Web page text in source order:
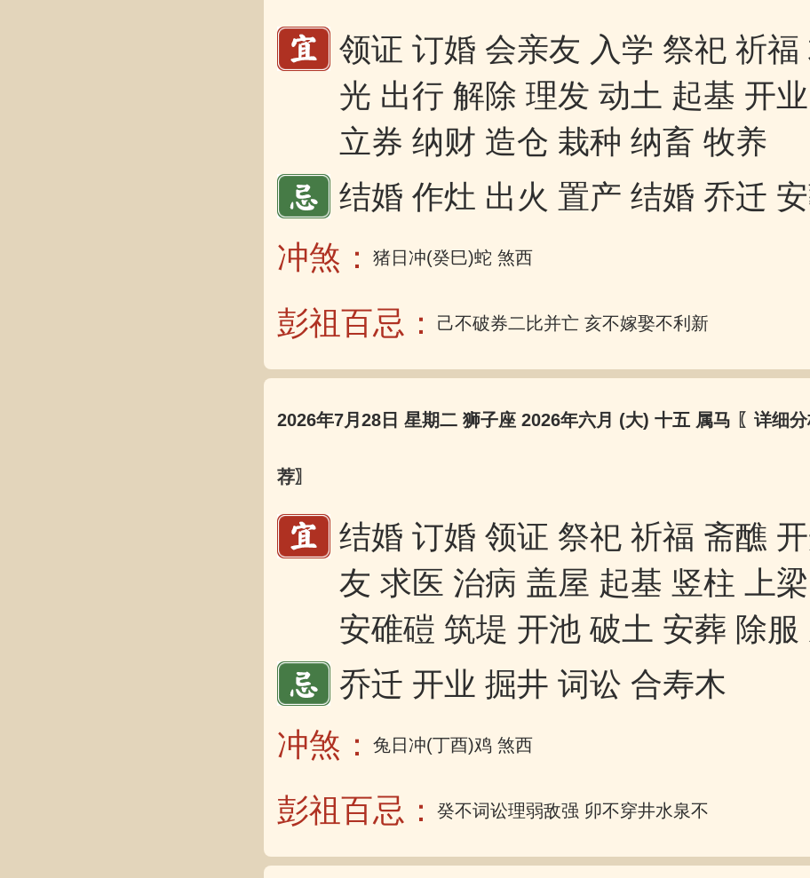
领证 订婚 会亲友 入学 祭祀 祈福
光 出行 解除 理发 动土 起基 开
立券 纳财 造仓 栽种 纳畜 牧养
结婚 作灶 出火 置产 结婚 乔迁
冲煞：
猪日冲(癸巳)蛇 煞西
彭祖百忌： 己不破券二比并亡 亥不嫁娶不利新郎
2026年7月28日 星期二 狮子座 2026年六月 (大) 十五 属马 〖详细
荐〗
结婚 订婚 领证 祭祀 祈福 斋醮
友 求医 治病 盖屋 起基 竖柱 上
安碓磑 筑堤 开池 破土 安葬 除服
乔迁 开业 掘井 词讼 合寿木
冲煞：
兔日冲(丁酉)鸡 煞西
彭祖百忌： 癸不词讼理弱敌强 卯不穿井水泉不香